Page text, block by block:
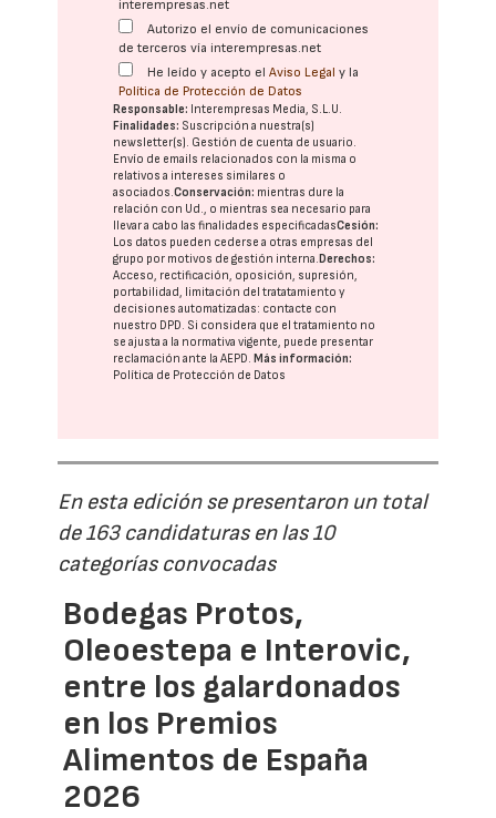
interempresas.net
Autorizo el envío de comunicaciones
de terceros vía interempresas.net
He leído y acepto elAviso Legal y la
Política de Protección de Datos
Responsable: Interempresas Media, S.L.U.
Finalidades: Suscripción a nuestra(s)
newsletter(s). Gestión de cuenta de usuario.
Envío de emails relacionados con la misma o
relativos a intereses similares o
asociados.Conservación: mientras dure la
relación con Ud., o mientras sea necesario para
llevar a cabo las finalidades especificadasCesión:
Los datos pueden cederse a otras empresas del
grupo por motivos de gestión interna.Derechos:
Acceso, rectificación, oposición, supresión,
portabilidad, limitación del tratatamiento y
decisiones automatizadas: contacte con
nuestro DPD. Si considera que el tratamiento no
se ajusta a la normativa vigente, puede presentar
reclamación ante laAEPD.Más información:
Política de Protección de Datos
En esta edición se presentaron un total
de 163 candidaturas en las 10
categorías convocadas
Bodegas Protos,
Oleoestepa e Interovic,
entre los galardonados
en los Premios
Alimentos de España
2026